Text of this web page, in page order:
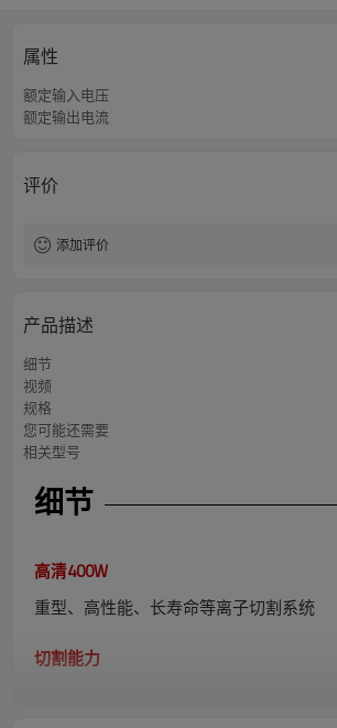
属性
额定输入电压
额定输出电流
评价
添加评价
产品描述
细节
视频
规格
您可能还需要
相关型号
细节
高清400W
重型、高性能、长寿命等离子切割系统
切割能力